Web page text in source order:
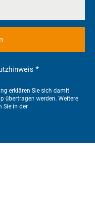
*
erklären Sie sich damit
übertragen werden. Weitere
Sie in der